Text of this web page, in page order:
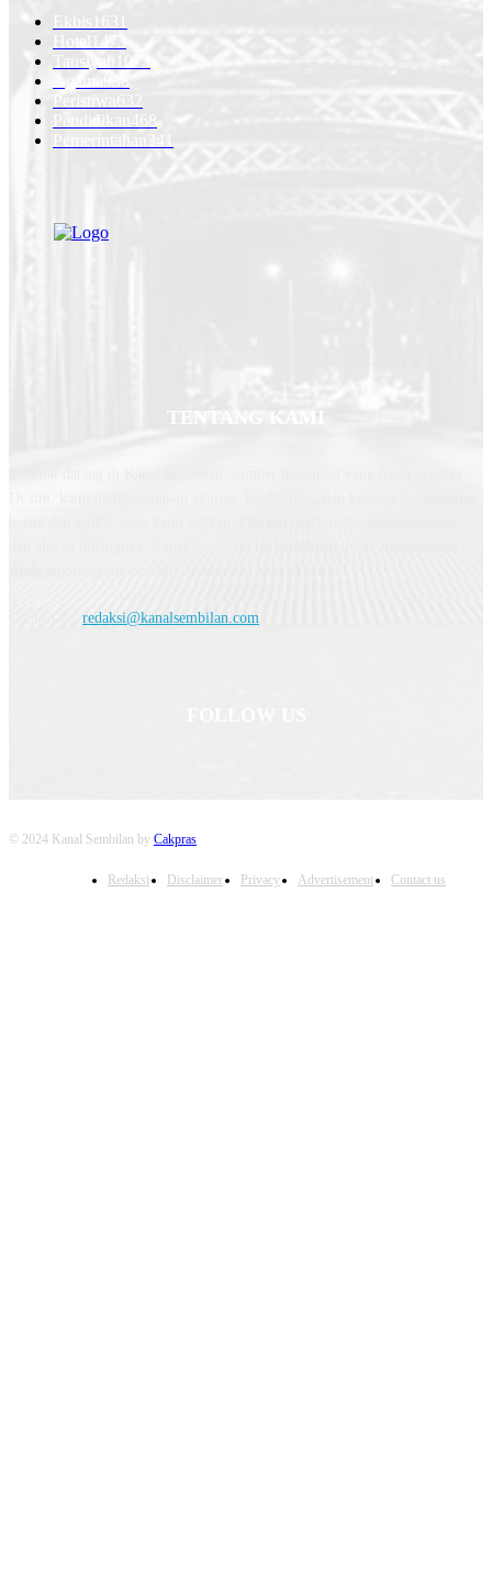
Ekbis 1631
Hotel
1473
Tausiyah
1073
Agama
Peristiwa
Pendidikan 468
Pemerintahan
341
TENTANG KAMI
redaksi@kanalsembilan.com
© 2024 Kanal Sembilan by Cakpras
Redaksi Disclaimer Privacy Advertisement Contact us